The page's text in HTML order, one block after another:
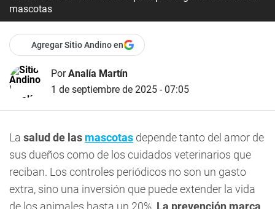
mascotas
Agregar Sitio Andino en
PorAnalía Martín
1 de septiembre de 2025 - 07:05
La salud de las mascotas depende tanto del amor de
sus dueños como de los cuidados veterinarios que
reciban. Los controles periódicos no son un gasto
extra, sino una inversión que puede extender la vida
de los animales hasta un 20%. La prevención marca